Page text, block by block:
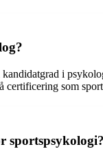
i
certificering som
sportspsykologi?